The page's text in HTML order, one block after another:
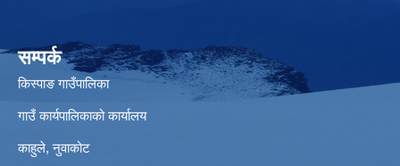
सम्पर्क
किस्पाङ गाउँपालिका
गाउँ कार्यपालिकाको कार्यालय
काहुले‍‍, नुवाकोट